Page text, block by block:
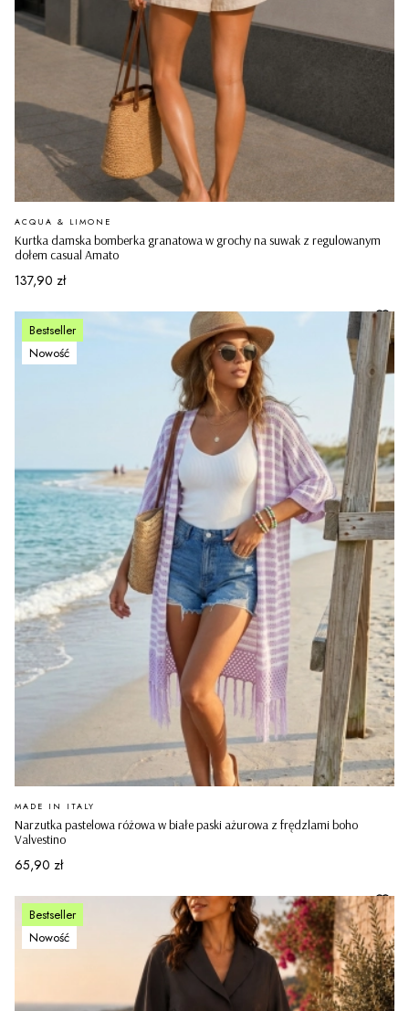
Kurtka damska bomberka granatowa w grochy na suwak z regulowanym
dołem casual Amato
PRODUCENT
ACQUA & LIMONE
Cena
137,90 zł
Bestseller
Nowość
Narzutka pastelowa różowa w białe paski ażurowa z frędzlami boho
Valvestino
PRODUCENT
MADE IN ITALY
Cena
65,90 zł
Bestseller
Nowość